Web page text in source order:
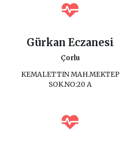
Gürkan Eczanesi
Çorlu
KEMALETTIN MAH.MEKTEP
SOK.NO:20 A